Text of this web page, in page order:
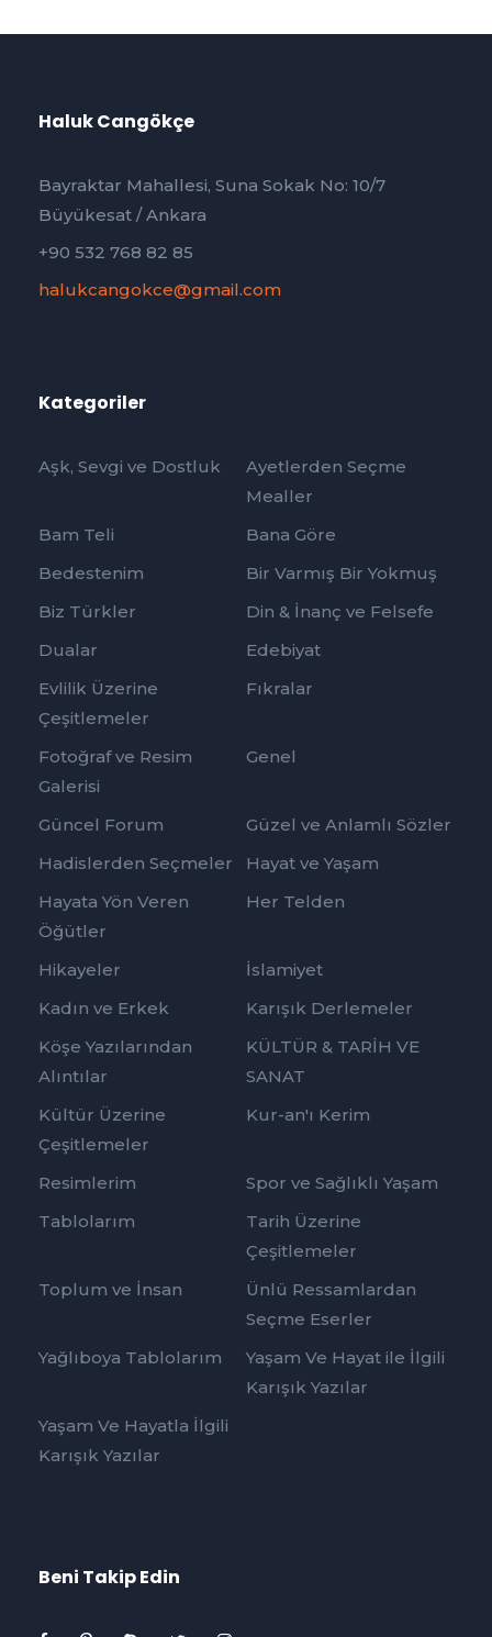
Haluk Cangökçe
Bayraktar Mahallesi, Suna Sokak No: 10/7
Büyükesat / Ankara
+90 532 768 82 85
halukcangokce@gmail.com
Kategoriler
Aşk, Sevgi ve Dostluk
Ayetlerden Seçme
Mealler
Bam Teli
Bana Göre
Bedestenim
Bir Varmış Bir Yokmuş
Biz Türkler
Din & İnanç ve Felsefe
Dualar
Edebiyat
Evlilik Üzerine
Çeşitlemeler
Fıkralar
Fotoğraf ve Resim
Galerisi
Genel
Güncel Forum
Güzel ve Anlamlı Sözler
Hadislerden Seçmeler
Hayat ve Yaşam
Hayata Yön Veren
Öğütler
Her Telden
Hikayeler
İslamiyet
Kadın ve Erkek
Karışık Derlemeler
Köşe Yazılarından
Alıntılar
KÜLTÜR & TARİH VE
SANAT
Kültür Üzerine
Çeşitlemeler
Kur-an'ı Kerim
Resimlerim
Spor ve Sağlıklı Yaşam
Tablolarım
Tarih Üzerine
Çeşitlemeler
Toplum ve İnsan
Ünlü Ressamlardan
Seçme Eserler
Yağlıboya Tablolarım
Yaşam Ve Hayat ile İlgili
Karışık Yazılar
Yaşam Ve Hayatla İlgili
Karışık Yazılar
Beni Takip Edin